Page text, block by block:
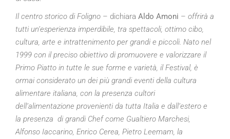
Il centro storico di Foligno – dichiara Aldo Amoni – offrirà a
tutti un’esperienza imperdibile, tra spettacoli, ottimo cibo,
cultura, arte e intrattenimento per grandi e piccoli. Nato nel
1999 con il preciso obiettivo di promuovere e valorizzare il
Primo Piatto in tutte le sue forme e varietà, il Festival, è
ormai considerato un dei più grandi eventi della cultura
alimentare italiana, con la presenza cultori
dell’alimentazione provenienti da tutta Italia e dall’estero e
la presenza di grandi Chef come Gualtiero Marchesi,
Alfonso Iaccarino, Enrico Cerea, Pietro Leemam, la